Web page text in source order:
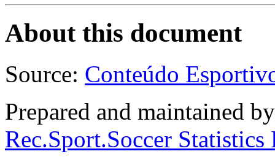
About this document
Source: Conteúdo
Prepared and maintained
Rec.Sport.Soccer